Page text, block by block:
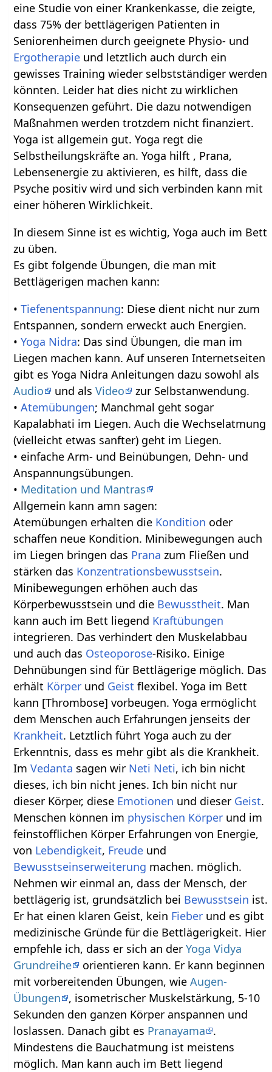
eine Studie von einer Krankenkasse, die zeigte,
dass 75% der bettlägerigen Patienten in
Seniorenheimen durch geeignete Physio- und
Ergotherapie und letztlich auch durch ein
gewisses Training wieder selbstständiger werden
könnten. Leider hat dies nicht zu wirklichen
Konsequenzen geführt. Die dazu notwendigen
Maßnahmen werden trotzdem nicht finanziert.
Yoga ist allgemein gut. Yoga regt die
Selbstheilungskräfte an. Yoga hilft , Prana,
Lebensenergie zu aktivieren, es hilft, dass die
Psyche positiv wird und sich verbinden kann mit
einer höheren Wirklichkeit.
In diesem Sinne ist es wichtig, Yoga auch im Bett
zu üben.
Es gibt folgende Übungen, die man mit
Bettlägerigen machen kann:
•Tiefenentspannung: Diese dient nicht nur zum
Entspannen, sondern erweckt auch Energien.
•Yoga Nidra: Das sind Übungen, die man im
Liegen machen kann. Auf unseren Internetseiten
gibt es Yoga Nidra Anleitungen dazu sowohl als
Audio
und alsVideo
zur Selbstanwendung.
•Atemübungen; Manchmal geht sogar
Kapalabhati im Liegen. Auch die Wechselatmung
(vielleicht etwas sanfter) geht im Liegen.
• einfache Arm- und Beinübungen, Dehn- und
Anspannungsübungen.
• Meditation und Mantras
Allgemein kann amn sagen:
Atemübungen erhalten die Kondition oder
schaffen neue Kondition. Minibewegungen auch
im Liegen bringen das Prana zum Fließen und
stärken das Konzentrationsbewusstsein.
Minibewegungen erhöhen auch das
Körperbewusstsein und die Bewusstheit. Man
kann auch im Bett liegend Kraftübungen
integrieren. Das verhindert den Muskelabbau
und auch das Osteoporose-Risiko. Einige
Dehnübungen sind für Bettlägerige möglich. Das
erhält Körper und Geist flexibel. Yoga im Bett
kann [Thrombose] vorbeugen. Yoga ermöglicht
dem Menschen auch Erfahrungen jenseits der
Krankheit. Letztlich führt Yoga auch zu der
Erkenntnis, dass es mehr gibt als die Krankheit.
ImVedanta sagen wir Neti Neti, ich bin nicht
dieses, ich bin nicht jenes. Ich bin nicht nur
dieser Körper, diese Emotionen und dieser Geist.
Menschen können im physischen Körper und im
feinstofflichen Körper Erfahrungen von Energie,
von Lebendigkeit, Freude und
Bewusstseinserweiterung machen. möglich.
Nehmen wir einmal an, dass der Mensch, der
bettlägerig ist, grundsätzlich bei Bewusstsein ist.
Er hat einen klaren Geist, kein Fieber und es gibt
medizinische Gründe für die Bettlägerigkeit. Hier
empfehle ich, dass er sich an derYoga Vidya
Grundreihe
orientieren kann. Er kann beginnen
mit vorbereitenden Übungen, wieAugen-
Übungen
, isometrischer Muskelstärkung, 5-10
Sekunden den ganzen Körper anspannen und
loslassen. Danach gibt es Pranayama
.
Mindestens die Bauchatmung ist meistens
möglich. Man kann auch im Bett liegend